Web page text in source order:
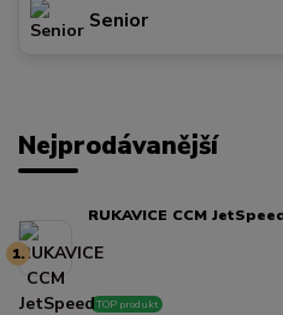
Senior
Nejprodávanější
1.
RUKAVICE CCM
TOP produkt